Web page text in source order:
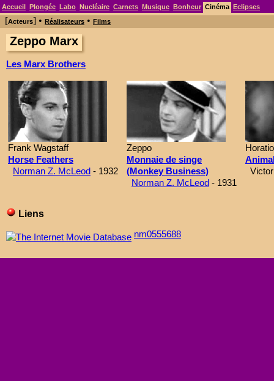
Accueil Plongée Labo Nucléaire Carnets Musique Bonheur Cinéma Eclipses
[Acteurs] • Réalisateurs • Films
Zeppo Marx
Les Marx Brothers
Frank Wagstaff
Horse Feathers
Norman Z. McLeod - 1932
Zeppo
Monnaie de singe
(Monkey Business)
Norman Z. McLeod - 1931
Liens
nm0555688